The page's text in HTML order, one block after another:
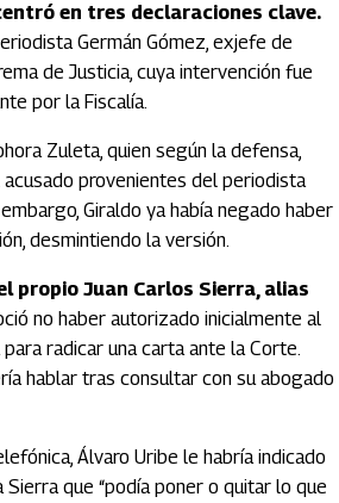
en tres declaraciones clave.
Germán Gómez, exjefe de
de Justicia, cuya intervención fue
por la Fiscalía.
Zuleta, quien según la defensa,
provenientes del periodista
Giraldo ya había negado haber
desmintiendo la versión.
propio Juan Carlos Sierra, alias
no haber autorizado inicialmente al
radicar una carta ante la Corte.
hablar tras consultar con su abogado
Álvaro Uribe le habría indicado
Sierra que “podía poner o quitar lo que